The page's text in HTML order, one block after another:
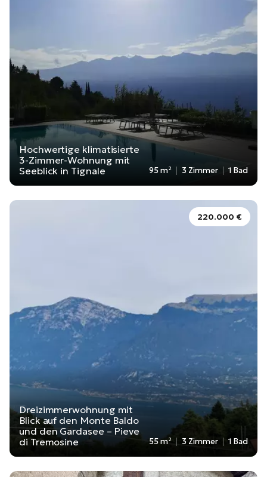
Hochwertige klimatisierte
3-Zimmer-Wohnung mit
Seeblick in Tignale
95 m² 3 Zimmer 1 Bad
220.000 €
Dreizimmerwohnung mit
Blick auf den Monte Baldo
und den Gardasee – Pieve
di Tremosine
55 m² 3 Zimmer 1 Bad